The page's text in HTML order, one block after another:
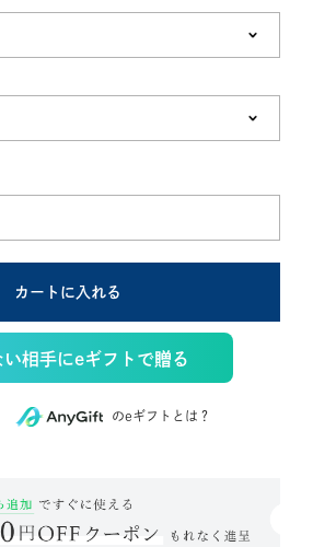
カートに入れる
相手にeギフトで贈る
のeギフトとは？